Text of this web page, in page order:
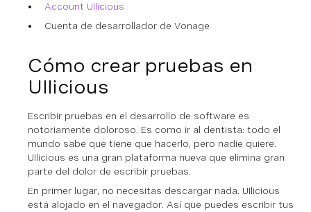
Account UIlicious
Cuenta de desarrollador de Vonage
Cómo crear pruebas en
UIlicious
Escribir pruebas en el desarrollo de software es
notoriamente doloroso. Es como ir al dentista: todo el
mundo sabe que tiene que hacerlo, pero nadie quiere.
UIlicious es una gran plataforma nueva que elimina gran
parte del dolor de escribir pruebas.
En primer lugar, no necesitas descargar nada. UIlicious
está alojado en el navegador. Así que puedes escribir tus